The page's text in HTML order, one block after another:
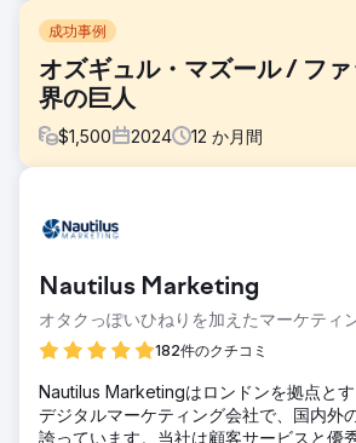
成功事例
オズギュル・マズール / フ
界の巨人
$1,500 2024 12 か月間
🎯 求められていたこと：• トルコでのコ
ーズン中のセールに向けて、質の高いト
上させる• コレクション/商品ベースのデ
ペーンモデルを確立する（ルックブッ
入）• ブランドの美観を維持しながら、
ケーラブルな成長を実現する
ソリューション
🧭 実施内容（Leinアプローチ）• パフォ
Nautilus Marketing
オタクっぽいひねりを加えたマーケティ
182件のクチコミ
​Nautilus Marketingはロンドンを拠点と
デジタルマーケティング会社で、国内外
誇っています。当社は顧客サービスと優